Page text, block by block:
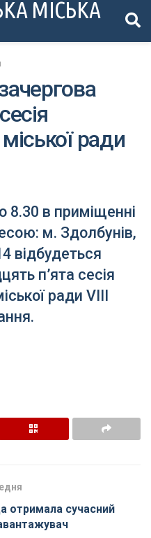
МІСЬКА
ради
8.30 в приміщенні
м. Здолбунів,
відбудеться
п’ята сесія
ради VІІІ
отримала сучасний